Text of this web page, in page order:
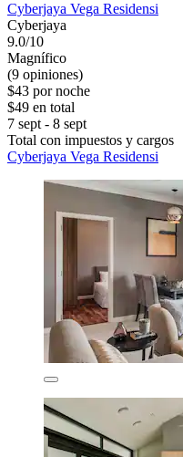
Cyberjaya Vega Residensi
Cyberjaya
9.0/10
Magnífico
(9 opiniones)
$43 por noche
$49 en total
7 sept - 8 sept
Total con impuestos y cargos
Cyberjaya Vega Residensi